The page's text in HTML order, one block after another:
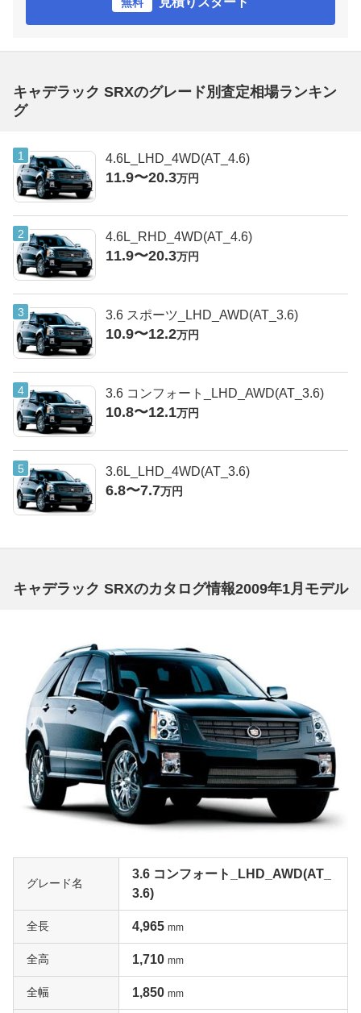
無料
キャデラック SRXのグレード別査定相場ランキン
グ
4.6L_LHD_4WD(AT_4.6)
11.9〜20.3万円
4.6L_RHD_4WD(AT_4.6)
11.9〜20.3万円
3.6 スポーツ_LHD_AWD(AT_3.6)
10.9〜12.2万円
3.6 コンフォート_LHD_AWD(AT_3.6)
10.8〜12.1万円
3.6L_LHD_4WD(AT_3.6)
6.8〜7.7万円
キャデラック SRXのカタログ情報2009年1月モデル
グレード名
3.6 コンフォート_LHD_AWD(AT_
3.6)
全長 4,965 mm
全高 1,710 mm
全幅 1,850 mm